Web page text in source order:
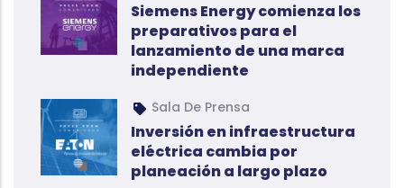
Siemens Energy comienza los
preparativos para el
lanzamiento de una marca
independiente
Sala De Prensa
Inversión en infraestructura
eléctrica cambia por
planeación a largo plazo